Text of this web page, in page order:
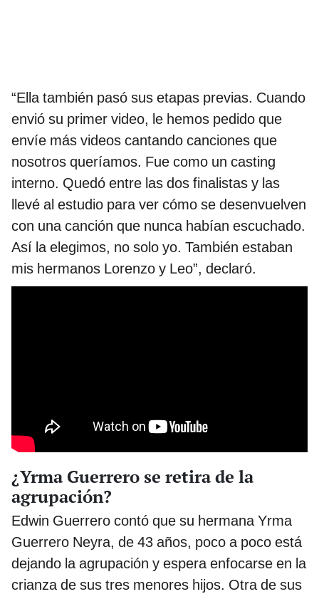
“Ella también pasó sus etapas previas. Cuando
envió su primer video, le hemos pedido que
envíe más videos cantando canciones que
nosotros queríamos. Fue como un casting
interno. Quedó entre las dos finalistas y las
llevé al estudio para ver cómo se desenvuelven
con una canción que nunca habían escuchado.
Así la elegimos, no solo yo. También estaban
mis hermanos Lorenzo y Leo”, declaró.
¿Yrma Guerrero se retira de la
agrupación?
Edwin Guerrero contó que su hermana Yrma
Guerrero Neyra, de 43 años, poco a poco está
dejando la agrupación y espera enfocarse en la
crianza de sus tres menores hijos. Otra de sus